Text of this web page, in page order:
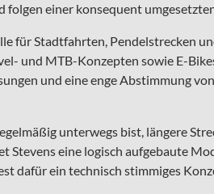
folgen einer konsequent
für Stadtfahrten, Pendelstrecken
und MTB-Konzepten sowie E-
und eine enge Abstimmung
unterwegs bist, längere
Stevens eine logisch aufgebaute
dafür ein technisch stimmiges